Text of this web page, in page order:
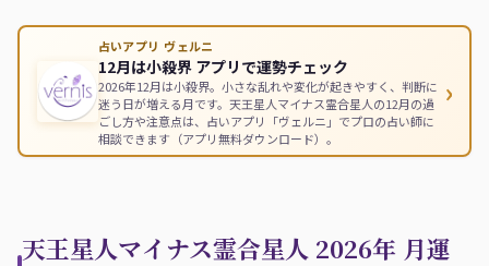
占いアプリ ヴェルニ
12月は小殺界 アプリで運勢チェック
2026年12月は小殺界。小さな乱れや変化が起きやすく、判断に
迷う日が増える月です。天王星人マイナス霊合星人の12月の過
ごし方や注意点は、占いアプリ「ヴェルニ」でプロの占い師に
相談できます（アプリ無料ダウンロード）。
›
天王星人マイナス霊合星人 2026年 月運